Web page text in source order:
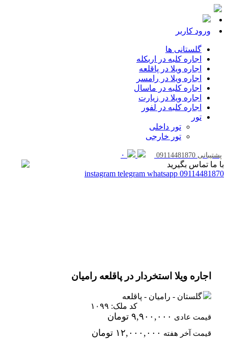
ورود کاربر
گلستانی ها
اجاره کلبه در اربکله
اجاره ویلا در پاقلعه
اجاره ویلا در رامسر
اجاره کلبه در ماسال
اجاره ویلا در زیارت
اجاره کلبه در لفور
تور
تور داخلی
تور خارجی
پشتیبانی
۰
با ما تماس بگیرید
instagram telegram whatsapp 09114481870
اجاره ویلا استخردار در پاقلعه رامیان
گلستان - رامیان - پاقلعه
کد ملک: ۱۰۹۹
قیمت عادی ۹,۹۰۰,۰۰۰ تومان
قیمت آخر هفته ۱۲,۰۰۰,۰۰۰ تومان